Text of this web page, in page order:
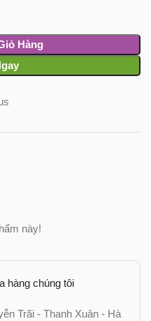
Hàng
này!
hàng chúng tôi
Trãi - Thanh Xuân - Hà